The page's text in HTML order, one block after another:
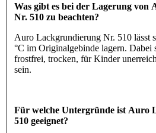
Was gibt es bei der Lagerung
Nr. 510 zu beachten?
Auro Lackgrundierung Nr. 510 lässt
°C im Originalgebinde lagern. Dabei
frostfrei, trocken, für Kinder
sein.
Für welche Untergründe ist Auro
510 geeignet?